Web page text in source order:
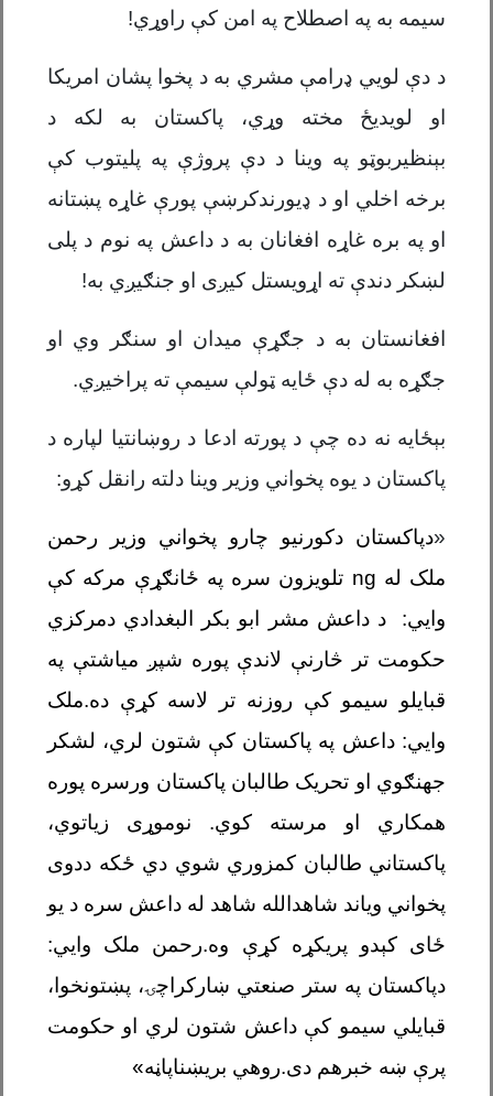
سیمه به په اصطلاح په امن کې راوړي!
د دې لويي ډرامې مشري به د پخوا پشان امریکا
او لویدیځ مخته وړي، پاکستان به لکه د
بېنظیربوټو په وینا د دې پروژې په پلیتوب کې
برخه اخلي او د ډيورندکرښې پورې غاړه پښتانه
او په بره غاړه افغانان به د داعش په نوم د پلی
لښکر دندې ته اړویستل کیږی او جنګیږي به!
افغانستان به د جګړې میدان او سنګر وي او
جګړه به له دې ځایه ټولې سیمې ته پراخیږي.
بېځایه نه ده چې د پورته ادعا د روښانتیا لپاره د
پاکستان د یوه پخواني وزیر وینا دلته رانقل کړو:
«دپاکستان دکورنیو چارو پخواني وزیر رحمن
ملک له ng تلویزون سره په ځانګړې مرکه کې
وايي: د داعش مشر ابو بکر البغدادي دمرکزي
حکومت تر څارنې لاندې پوره شپږ میاشتې په
قبایلو سیمو کې روزنه تر لاسه کړې ده.ملک
وايي: داعش په پاکستان کې شتون لري، لشکر
جهنګوي او تحریک طالبان پاکستان ورسره پوره
همکاري او مرسته کوي. نوموړی زیاتوي،
پاکستاني طالبان کمزوري شوي دي ځکه ددوی
پخواني ویاند شاهدالله شاهد له داعش سره د یو
ځای کېدو پریکړه کړې وه.رحمن ملک وايي:
دپاکستان په ستر صنعتي ښارکراچۍ، پښتونخوا،
قبایلي سیمو کې داعش شتون لري او حکومت
پرې ښه خبرهم دی.روهي بریښناپاڼه»